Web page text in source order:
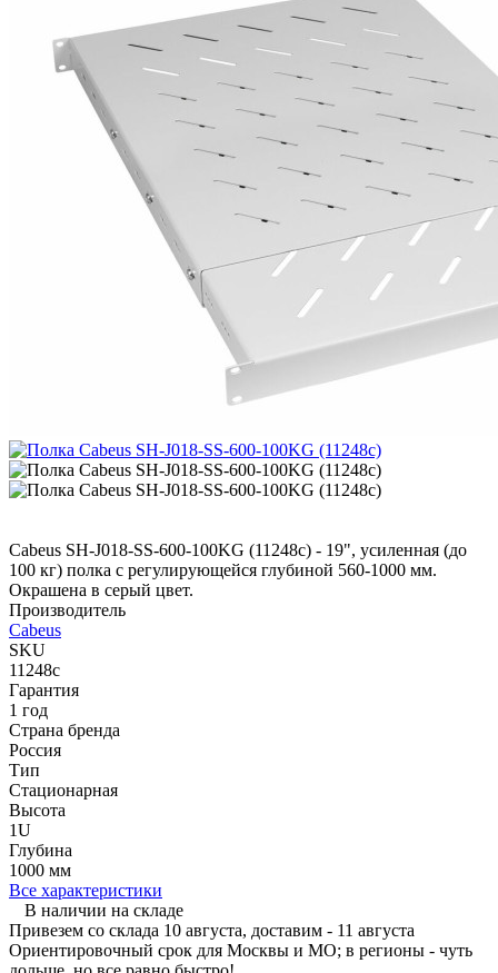
Cabeus SH-J018-SS-600-100KG (11248c) - 19", усиленная (до
100 кг) полка с регулирующейся глубиной 560-1000 мм.
Окрашена в серый цвет.
Производитель
Cabeus
SKU
11248c
Гарантия
1 год
Страна бренда
Россия
Тип
Стационарная
Высота
1U
Глубина
1000 мм
Все характеристики
В наличии на складе
Привезем со склада 10 августа, доставим - 11 августа
Ориентировочный срок для Москвы и МО; в регионы - чуть